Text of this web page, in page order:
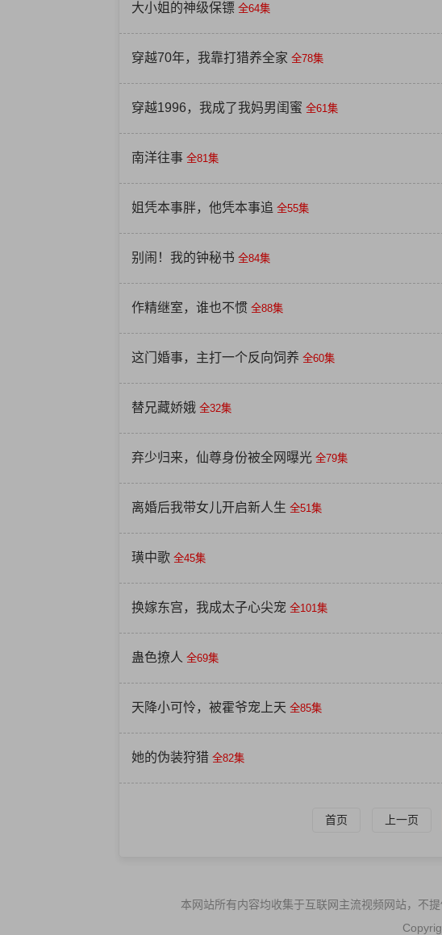
大小姐的神级保镖 全64集
穿越70年，我靠打猎养全家 全78集
穿越1996，我成了我妈男闺蜜 全61集
南洋往事 全81集
姐凭本事胖，他凭本事追 全55集
别闹！我的钟秘书 全84集
作精继室，谁也不惯 全88集
这门婚事，主打一个反向饲养 全60集
替兄藏娇娥 全32集
弃少归来，仙尊身份被全网曝光 全79集
离婚后我带女儿开启新人生 全51集
璜中歌 全45集
换嫁东宫，我成太子心尖宠 全101集
蛊色撩人 全69集
天降小可怜，被霍爷宠上天 全85集
她的伪装狩猎 全82集
首页 上一页
本网站所有内容均收集于互联网主流视频网站，不